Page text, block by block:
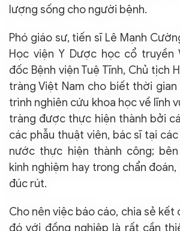
lượng sống cho người bệnh.
Phó giáo sư, tiến sĩ Lê Mạnh
Học viện Y Dược học cổ truyền
đốc Bệnh viện Tuệ Tĩnh, Chủ tịch
tràng Việt Nam cho biết thời gian
trình nghiên cứu khoa học về lĩnh
tràng được thực hiện thành bởi
các phẫu thuật viên, bác sĩ tại
nước thực hiện thành công;
kinh nghiệm hay trong chẩn
đúc rút.
Cho nên việc báo cáo, chia sẻ kết
đó với đồng nghiệp là rất cần